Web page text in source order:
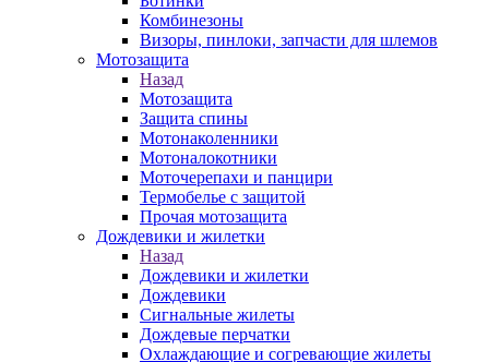
Комбинезоны
Визоры, пинлоки, запчасти для шлемов
Мотозащита
Назад
Мотозащита
Защита спины
Мотонаколенники
Мотоналокотники
Моточерепахи и панцири
Термобелье с защитой
Прочая мотозащита
Дождевики и жилетки
Назад
Дождевики и жилетки
Дождевики
Сигнальные жилеты
Дождевые перчатки
Охлаждающие и согревающие жилеты